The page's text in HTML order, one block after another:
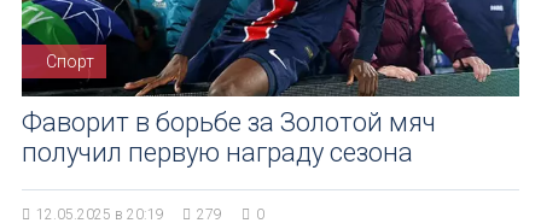
Спорт
Фаворит в борьбе за Золотой мяч
получил первую награду сезона
12.05.2025 в 20:19 279 0